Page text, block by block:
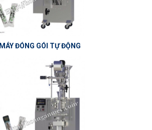
MÁY ĐÓNG GÓI TỰ ĐỘNG